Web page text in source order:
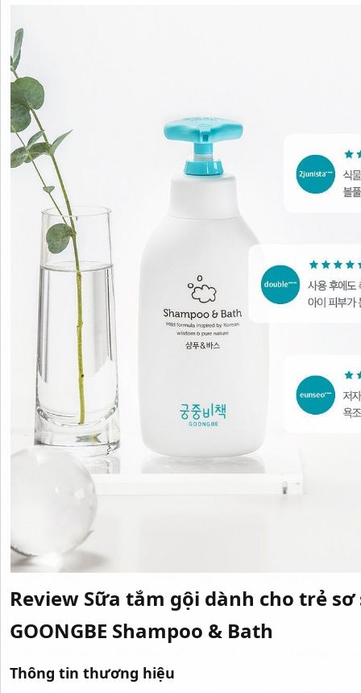
Review Sữa tắm gội dành cho trẻ
GOONGBE Shampoo & Bath
Thông tin thương hiệu